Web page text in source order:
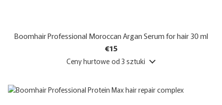
Boomhair Professional Moroccan Argan Serum for hair 30 ml
€15
Ceny hurtowe od 3 sztuki